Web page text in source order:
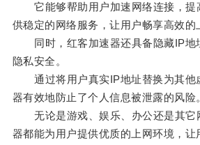
它能够帮助用户加速网络连接，提
供稳定的网络服务，让用户畅享高效的
同时，红客加速器还具备隐藏IP地
隐私安全。
通过将用户真实IP地址替换为其他
器有效地防止了个人信息被泄露的风险
无论是游戏、娱乐、办公还是其它
器都能为用户提供优质的上网环境，让